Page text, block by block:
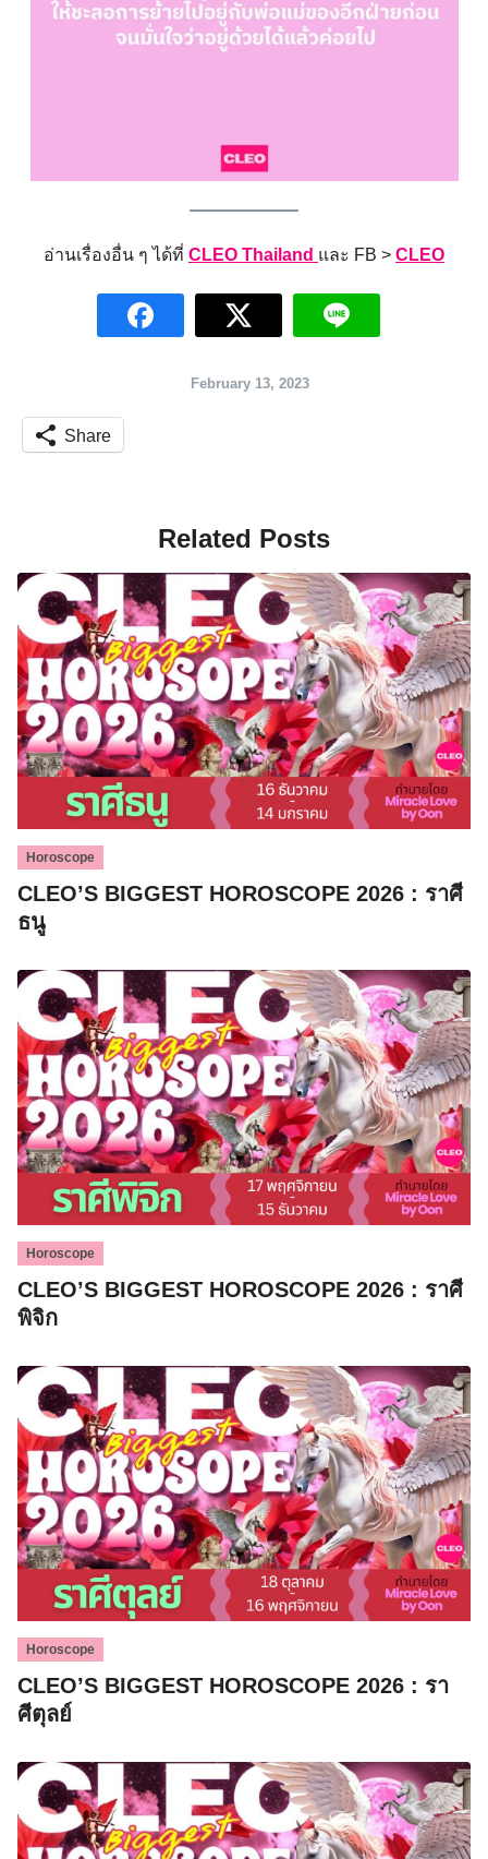
อ่านเรื่องอื่น ๆ ได้ที่ CLEO Thailand และ FB > CLEO
February 13, 2023
Share
Related Posts
Horoscope
CLEO’S BIGGEST HOROSCOPE 2026 : ราศี
ธนู
Horoscope
CLEO’S BIGGEST HOROSCOPE 2026 : ราศี
พิจิก
Horoscope
CLEO’S BIGGEST HOROSCOPE 2026 : รา
ศีตุลย์